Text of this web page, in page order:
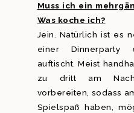
Muss ich ein
Was koche ich?
Jein. Natürlich ist es
einer Dinnerparty
auftischt. Meist
zu dritt am
vorbereiten, sodass
Spielspaß haben,